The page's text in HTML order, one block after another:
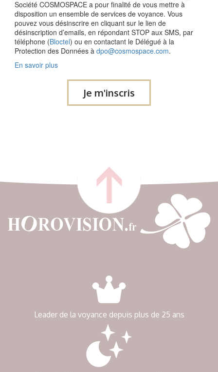
Société COSMOSPACE a pour finalité de vous mettre à
disposition un ensemble de services de voyance. Vous
pouvez vous désinscrire en cliquant sur le lien de
désinscription d’emails, en répondant STOP aux SMS, par
téléphone (Bloctel) ou en contactant le Délégué à la
Protection des Données à dpo@cosmospace.com.
En savoir plus
Je m'inscris
Leader de la voyance depuis plus de 25 ans